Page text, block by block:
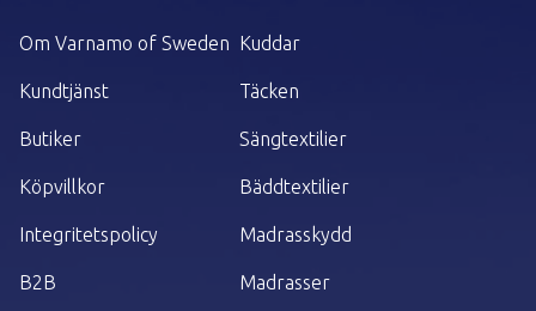
Om Varnamo of Sweden
Kundtjänst
Butiker
Köpvillkor
Integritetspolicy
B2B
Kuddar
Täcken
Sängtextilier
Bäddtextilier
Madrasskydd
Madrasser